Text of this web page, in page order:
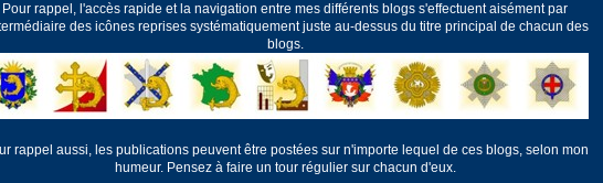
Pour rappel, l'accès rapide et la navigation entre mes différents blogs s'effectuent aisément par
des icônes reprises systématiquement juste au-dessus du titre principal de chacun des
blogs.
rappel aussi, les publications peuvent être postées sur n'importe lequel de ces blogs, selon mon
humeur. Pensez à faire un tour régulier sur chacun d'eux.